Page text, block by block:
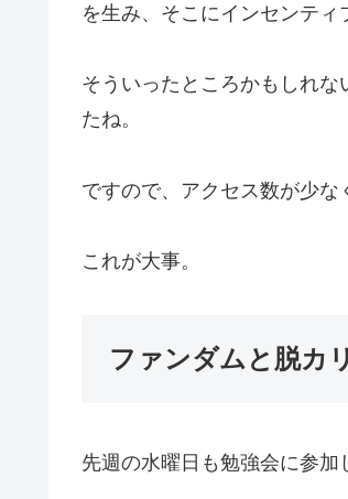
を生み、そこにインセンティ
そういったところかもしれ
たね。
ですので、アクセス数が少な
これが大事。
ファンダムと脱カ
先週の水曜日も勉強会に参加